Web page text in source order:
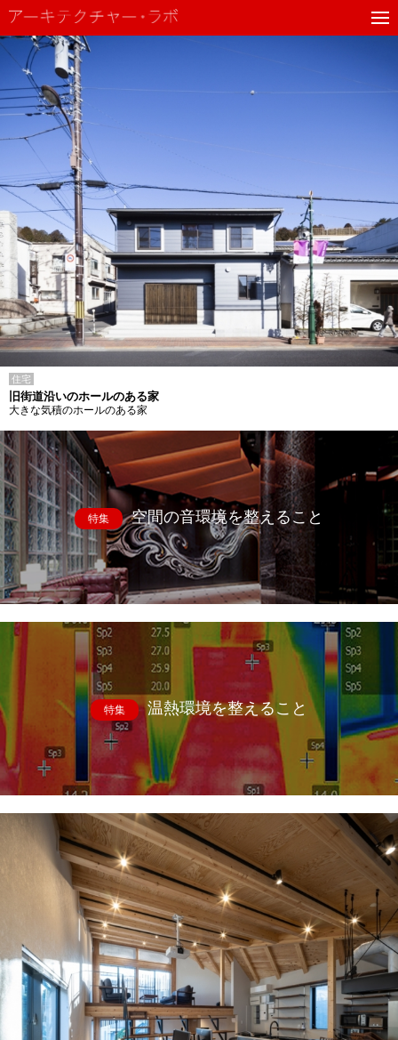
住宅
旧街道沿いのホールのある家
大きな気積のホールのある家
特集 空間の音環境を整えること
特集 温熱環境を整えること